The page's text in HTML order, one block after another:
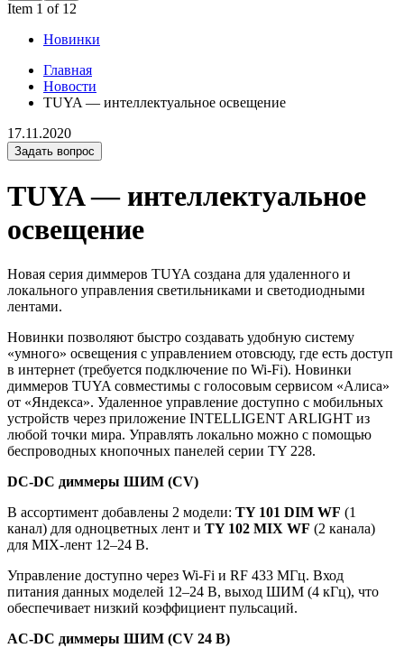
Item 1 of 12
Новинки
Главная
Новости
TUYA — интеллектуальное освещение
17.11.2020
Задать вопрос
TUYA — интеллектуальное
освещение
Новая серия диммеров TUYA создана для удаленного и
локального управления светильниками и светодиодными
лентами.
Новинки позволяют быстро создавать удобную систему
«умного» освещения с управлением отовсюду, где есть доступ
в интернет (требуется подключение по Wi-Fi). Новинки
диммеров TUYA совместимы с голосовым сервисом «Алиса»
от «Яндекса». Удаленное управление доступно с мобильных
устройств через приложение INTELLIGENT ARLIGHT из
любой точки мира. Управлять локально можно с помощью
беспроводных кнопочных панелей серии TY 228.
DC-DC диммеры ШИМ (CV)
В ассортимент добавлены 2 модели: TY 101 DIM WF (1
канал) для одноцветных лент и TY 102 MIX WF (2 канала)
для MIX-лент 12–24 В.
Управление доступно через Wi-Fi и RF 433 МГц. Вход
питания данных моделей 12–24 В, выход ШИМ (4 кГц), что
обеспечивает низкий коэффициент пульсаций.
AC-DC диммеры ШИМ (CV 24 В)